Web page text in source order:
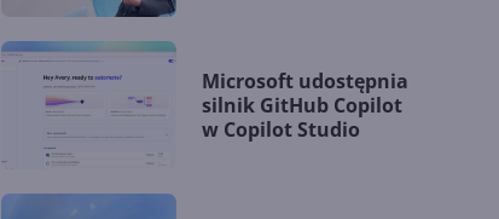
Microsoft udostępnia
silnik GitHub Copilot
w Copilot Studio